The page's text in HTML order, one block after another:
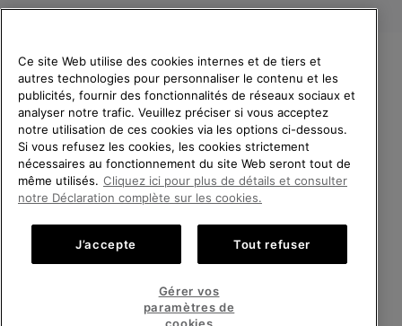
Belgique (français) | English › | Nederlands ›
©2026 SOREL.Tous droits réservés.
Conditions Générales de Vente Garanties Légales Cookies
Impressum
Service client: Lun - Sam de 9h à 13h et de 14h à 18h
VEUILLEZ CHOISIR UNE
LANGUE
Achats en ligne disponibles
United States
Achats
ligne
Achats
Belgium-Dutch
Ce site Web utilise des cookies internes et de tiers et
autres technologies pour personnaliser le contenu et les
publicités, fournir des fonctionnalités de réseaux sociaux et
analyser notre trafic. Veuillez préciser si vous acceptez
notre utilisation de ces cookies via les options ci-dessous.
Si vous refusez les cookies, les cookies strictement
nécessaires au fonctionnement du site Web seront tout de
même utilisés. Cliquez ici pour plus de détails et consulter
notre Déclaration complète sur les cookies.
J’accepte Tout refuser
Gérer vos
paramètres de